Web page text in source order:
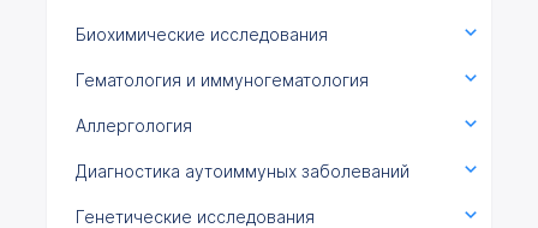
Биохимические исследования
Гематология и иммуногематология
Аллергология
Диагностика аутоиммуных заболеваний
Генетические исследования